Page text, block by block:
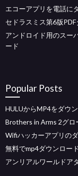
エコーアプリを電話に
セドラスミス第6版
アンドロイド用のスー
ード
Popular Posts
HULUからMP4をダウ
Brothers in Arms 2グ
Wifiハッカーアプリの
無料でmp4ダウンロー
アンリアルワールドア